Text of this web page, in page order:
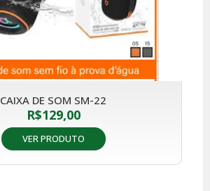
CAIXA DE SOM SM-22
R$129,00
VER PRODUTO